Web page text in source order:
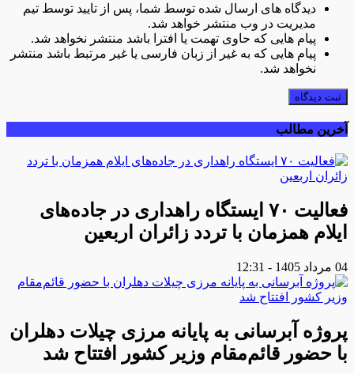
دیدگاه های ارسال شده توسط شما، پس از تایید توسط تیم
مدیریت در وب منتشر خواهد شد.
پیام هایی که حاوی تهمت یا افترا باشد منتشر نخواهد شد.
پیام هایی که به غیر از زبان فارسی یا غیر مرتبط باشد منتشر
نخواهد شد.
ثبت دیدگاه
آخرین مطالب
فعالیت ۷۰ ایستگاه راهداری در جاده‌های
ایلام همزمان با تردد زائران اربعین
04 مرداد 1405 - 12:31
پروژه آبرسانی به پایانه مرزی چیلات دهلران
با حضور قائم‌مقام وزیر کشور افتتاح شد